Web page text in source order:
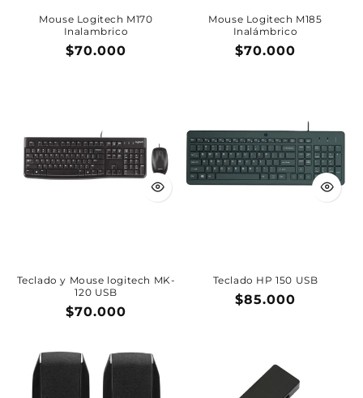
Mouse Logitech M170
Inalambrico
Precio
$70.000
Mouse Logitech M185
Inalámbrico
Precio
$70.000
Teclado y Mouse logitech MK-
120 USB
Precio
$70.000
Teclado HP 150 USB
Precio
$85.000